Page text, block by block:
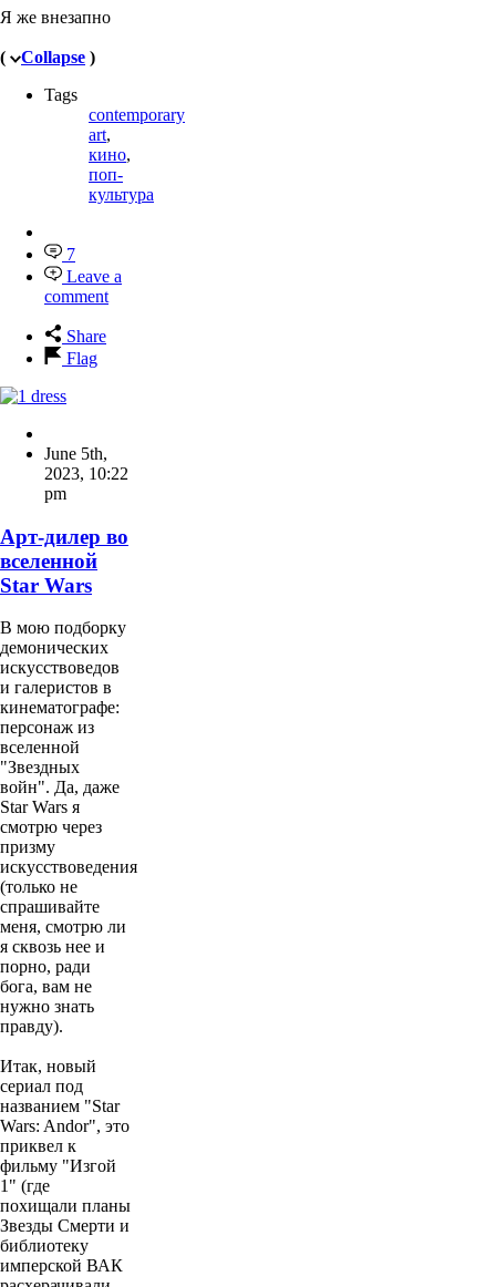
Я же внезапно
( Collapse )
Tags
contemporary
art,
кино,
поп-
культура
7
Leave a
comment
Share
Flag
June 5th,
2023, 10:22
pm
Арт-дилер во
вселенной
Star Wars
В мою подборку
демонических
искусствоведов
и галеристов в
кинематографе:
персонаж из
вселенной
"Звездных
войн". Да, даже
Star Wars я
смотрю через
призму
искусствоведения
(только не
спрашивайте
меня, смотрю ли
я сквозь нее и
порно, ради
бога, вам не
нужно знать
правду).
Итак, новый
сериал под
названием "Star
Wars: Andor", это
приквел к
фильму "Изгой
1" (где
похищали планы
Звезды Смерти и
библиотеку
имперской ВАК